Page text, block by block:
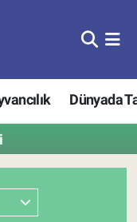
Dünyada